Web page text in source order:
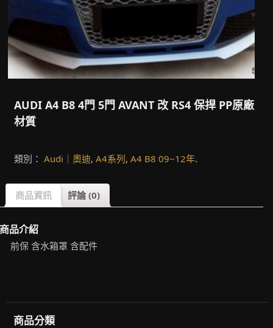
AUDI A4 B8 4門 5門 AVANT 改 RS4 保捍 PP原廠
材質
類別： Audi｜奧迪, A4系列, A4 B8 09~12年.
商品資訊 評論 (0)
品介紹
前保 含水箱罩 含配件
商品分類